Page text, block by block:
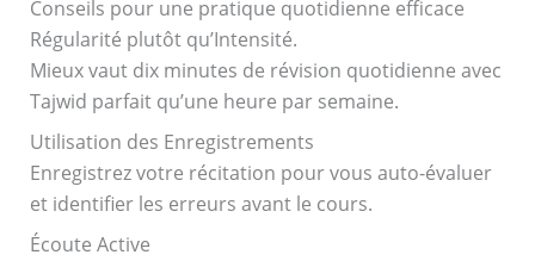
Conseils pour une pratique quotidienne efficace
Régularité plutôt qu’Intensité.
Mieux vaut dix minutes de révision quotidienne avec
Tajwid parfait qu’une heure par semaine.
Utilisation des Enregistrements
Enregistrez votre récitation pour vous auto-évaluer
et identifier les erreurs avant le cours.
Écoute Active